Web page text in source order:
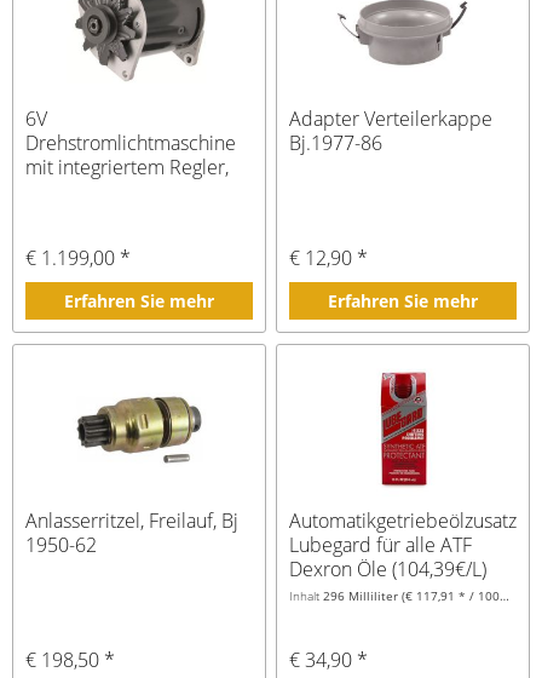
6V
Drehstromlichtmaschine
mit integriertem Regler,
€ 1.199,00 *
Erfahren Sie mehr
Adapter Verteilerkappe
Bj.1977-86
€ 12,90 *
Erfahren Sie mehr
Anlasserritzel, Freilauf, Bj
1950-62
€ 198,50 *
Automatikgetriebeölzusatz,
Lubegard für alle ATF
Dexron Öle (104,39€/L)
Inhalt296 Milliliter(€ 117,91 * / 1000 Milliliter)
€ 34,90 *